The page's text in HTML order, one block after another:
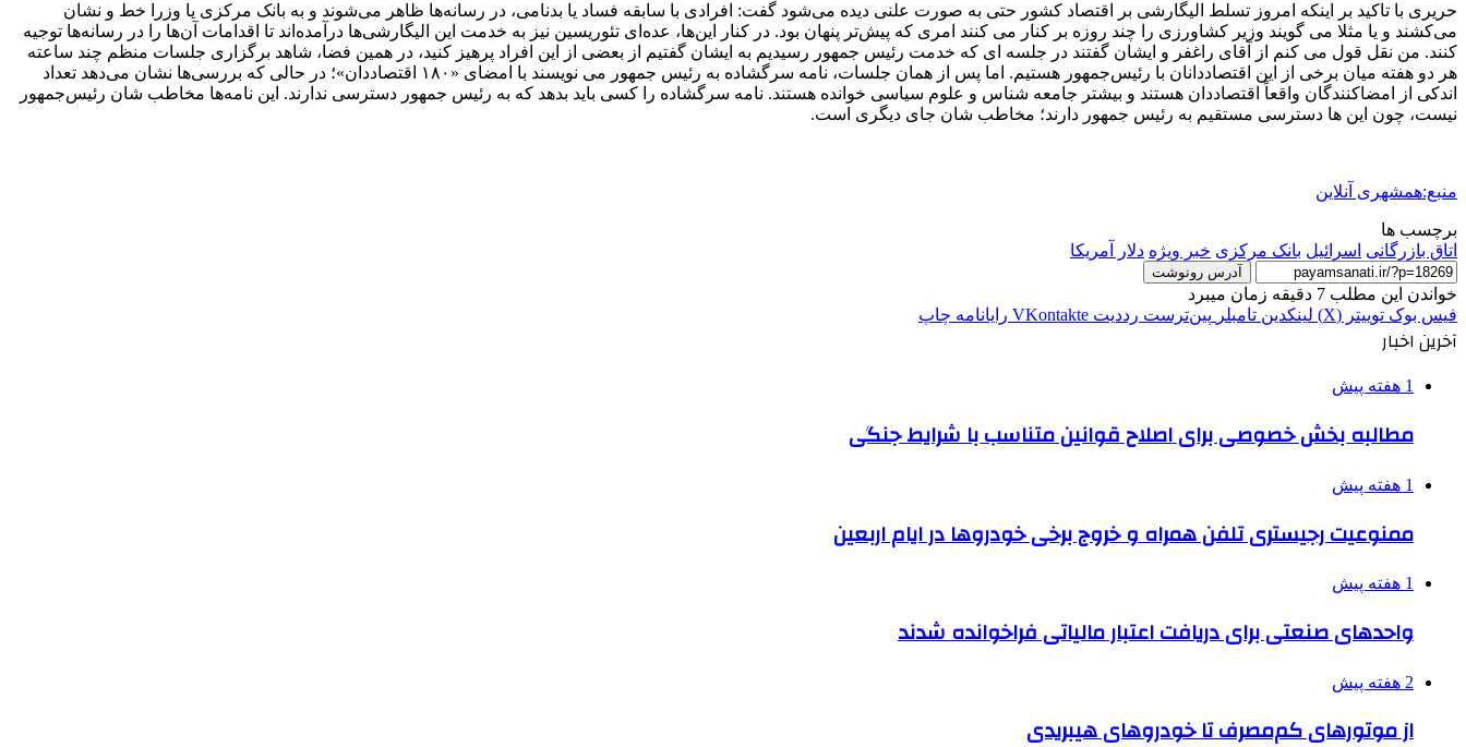
حریری با تاکید بر اینکه امروز تسلط الیگارشی بر اقتصاد کشور حتی به‌ صورت علنی دیده می‌شود گفت: افرادی با سابقه فساد یا بدنامی، در رسانه‌ها ظاهر می‌شوند و به بانک مرکزی یا وزرا خط و نشان
می‌کشند و یا مثلا می گویند وزیر کشاورزی را چند روزه بر کنار می کنند امری که پیش‌تر پنهان بود. در کنار این‌ها، عده‌ای تئوریسین نیز به خدمت این الیگارشی‌ها درآمده‌اند تا اقدامات آن‌ها را در رسانه‌ها توجیه
کنند. من نقل قول می کنم از آقای راغفر و ایشان گفتند در جلسه ای که خدمت رئیس جمهور رسیدیم به ایشان گفتیم از بعضی از این افراد پرهیز کنید، در همین فضا، شاهد برگزاری جلسات منظم چند ساعته
هر دو هفته میان برخی از این اقتصاددانان با رئیس‌جمهور هستیم. اما پس از همان جلسات، نامه‌ سرگشاده به رئیس جمهور می نویسند با امضای «۱۸۰ اقتصاددان»؛ در حالی که بررسی‌ها نشان می‌دهد تعداد
اندکی از امضاکنندگان واقعاً اقتصاددان هستند و بیشتر جامعه شناس و علوم سیاسی خوانده هستند. نامه سرگشاده را کسی باید بدهد که به رئیس جمهور دسترسی ندارند. این نامه‌ها مخاطب شان رئیس‌جمهور
نیست، چون این ها دسترسی مستقیم به رئیس جمهور دارند؛ مخاطب شان جای دیگری است.
منبع:همشهری آنلاین
برچسب ها
اتاق بازرگانی اسرائیل بانک مرکزی خبر ویژه دلار آمريكا
آدرس رونوشت
خواندن این مطلب 7 دقیقه زمان میبرد
فیس بوک توییتر (X) لینکدین ‫تامبلر ‫پین‌ترست ‫رددیت ‫VKontakte رایانامه چاپ
آخرین اخبار
1 هفته پیش
مطالبه بخش خصوصی برای اصلاح قوانین متناسب با شرایط جنگی
1 هفته پیش
ممنوعیت رجیستری تلفن همراه و خروج برخی خودروها در ایام اربعین
1 هفته پیش
واحدهای صنعتی برای دریافت اعتبار مالیاتی فراخوانده شدند
2 هفته پیش
از موتورهای کم‌مصرف تا خودروهای هیبریدی